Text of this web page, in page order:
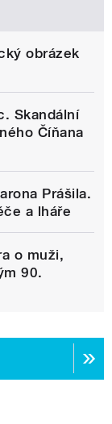
obrázek
Skandální
Číňana
Prášila.
a lháře
o muži,
90.